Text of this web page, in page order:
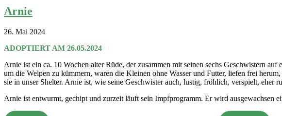
Arnie
26. Mai 2024
ADOPTIERT AM 26.05.2024
Arnie ist ein ca. 10 Wochen alter Rüde, der zusammen mit seinen sechs Geschwistern
um die Welpen zu kümmern, waren die Kleinen ohne Wasser und Futter, liefen frei
sie in unser Shelter. Arnie ist, wie seine Geschwister auch, lustig, fröhlich, verspielt, eher
Arnie ist entwurmt, gechipt und zurzeit läuft sein Impfprogramm. Er wird ausgewachsen